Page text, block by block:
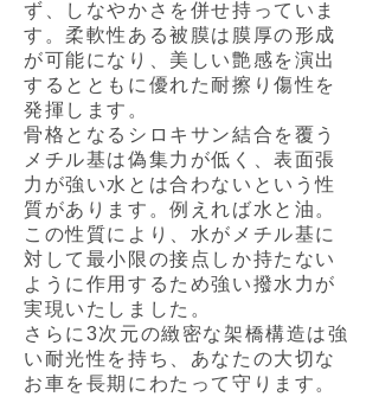
ず、しなやかさを併せ持っていま
す。柔軟性ある被膜は膜厚の形成
が可能になり、美しい艶感を演出
するとともに優れた耐擦り傷性を
発揮します。
骨格となるシロキサン結合を覆う
メチル基は偽集力が低く、表面張
力が強い水とは合わないという性
質があります。例えれば水と油。
この性質により、水がメチル基に
対して最小限の接点しか持たない
ように作用するため強い撥水力が
実現いたしました。
さらに3次元の緻密な架橋構造は強
い耐光性を持ち、あなたの大切な
お車を長期にわたって守ります。